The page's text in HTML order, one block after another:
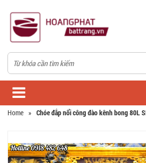
Home » Chóe đắp nổi công đào kênh bong 80L